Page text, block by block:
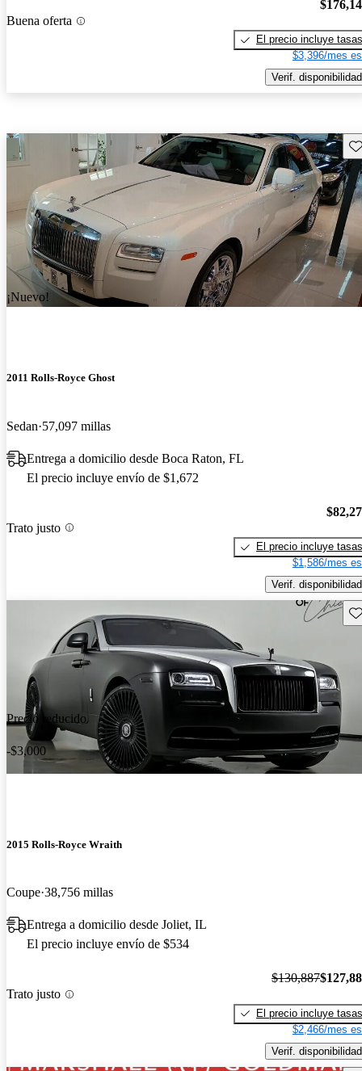
Buena oferta
El precio incluye tasas
$3,396/mes
Verif. disponibilidad
¡Nuevo!
2011 Rolls-Royce Ghost
Sedan 57,097 millas
Entrega a domicilio desde Boca Raton, FL
El precio incluye envío de $1,672
Trato justo
El precio incluye tasas
$1,586/mes
Verif. disponibilidad
Precio reducido
-$3,000
2015 Rolls-Royce Wraith
Coupe 38,756 millas
Entrega a domicilio desde Joliet, IL
El precio incluye envío de $534
Trato justo
$130,887
El precio incluye tasas
$2,466/mes
Verif. disponibilidad